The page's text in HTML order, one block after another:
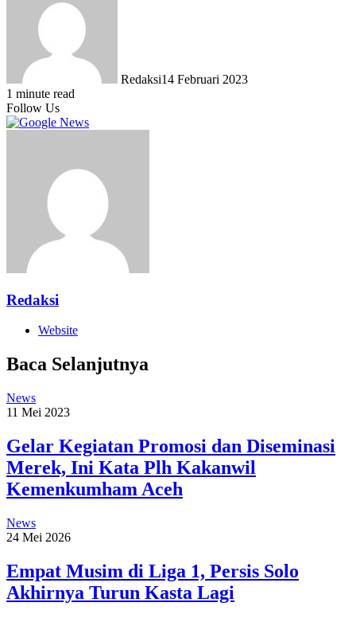
Redaksi14 Februari 2023
1 minute read
Follow Us
Redaksi
Website
Baca Selanjutnya
News
11 Mei 2023
Gelar Kegiatan Promosi dan Diseminasi
Merek, Ini Kata Plh Kakanwil
Kemenkumham Aceh
News
24 Mei 2026
Empat Musim di Liga 1, Persis Solo
Akhirnya Turun Kasta Lagi